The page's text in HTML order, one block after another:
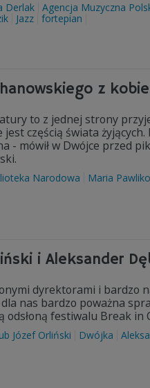
Derlak Agencja Muzyczna
Jazz fortepian
z
to z jednej strony
jest częścią świata
- mówił w Dwójce przed
Narodowa Maria
i Aleksander
dyrektorami i bardzo
nas bardzo poważna
festiwalu Break in
Józef Orliński Dwójka